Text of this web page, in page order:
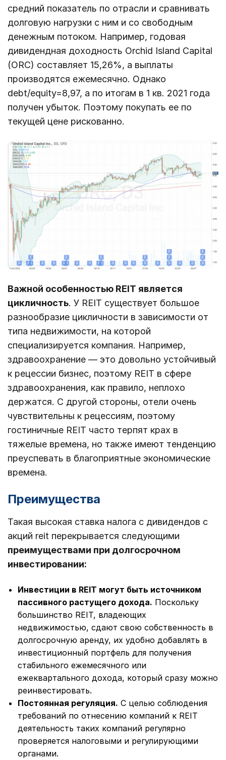
средний показатель по отрасли и сравнивать
долговую нагрузки с ним и со свободным
денежным потоком. Например, годовая
дивидендная доходность Orchid Island Capital
(ORC) составляет 15,26%, а выплаты
производятся ежемесячно. Однако
debt/equity=8,97, а по итогам в 1 кв. 2021 года
получен убыток. Поэтому покупать ее по
текущей цене рискованно.
Важной особенностью REIT является
цикличность. У REIT существует большое
разнообразие цикличности в зависимости от
типа недвижимости, на которой
специализируется компания. Например,
здравоохранение — это довольно устойчивый
к рецессии бизнес, поэтому REIT в сфере
здравоохранения, как правило, неплохо
держатся. С другой стороны, отели очень
чувствительны к рецессиям, поэтому
гостиничные REIT часто терпят крах в
тяжелые времена, но также имеют тенденцию
преуспевать в благоприятные экономические
времена.
Преимущества
Такая высокая ставка налога с дивидендов с
акций reit перекрывается следующими
преимуществами при долгосрочном
инвестировании:
Инвестиции в REIT могут быть источником
пассивного растущего дохода. Поскольку
большинство REIT, владеющих
недвижимостью, сдают свою собственность в
долгосрочную аренду, их удобно добавлять в
инвестиционный портфель для получения
стабильного ежемесячного или
ежеквартального дохода, который сразу можно
реинвестировать.
Постоянная регуляция. С целью соблюдения
требований по отнесению компаний к REIT
деятельность таких компаний регулярно
проверяется налоговыми и регулирующими
органами.